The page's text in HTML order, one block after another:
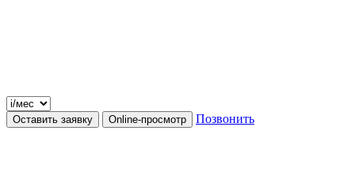
Оставить заявку Online-просмотр Позвонить